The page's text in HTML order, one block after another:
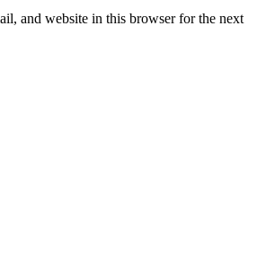
and website in this browser for the next